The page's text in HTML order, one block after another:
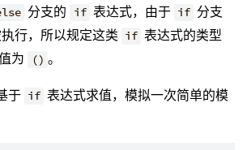
分支的 if 表达式，由于 if 分支
行，所以规定这类 if 表达式的类型
为 () 。
于 if 表达式求值，模拟一次简单的模